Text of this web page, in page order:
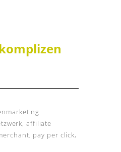
,affiliate
, pay per click,